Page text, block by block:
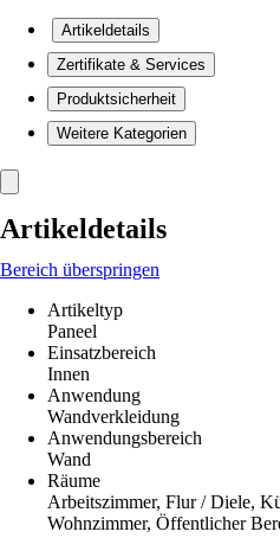
Artikeldetails
Zertifikate & Services
Produktsicherheit
Weitere Kategorien
Artikeldetails
Bereich überspringen
Artikeltyp
Paneel
Einsatzbereich
Innen
Anwendung
Wandverkleidung
Anwendungsbereich
Wand
Räume
Arbeitszimmer, Flur / Diele,
Wohnzimmer, Öffentlicher